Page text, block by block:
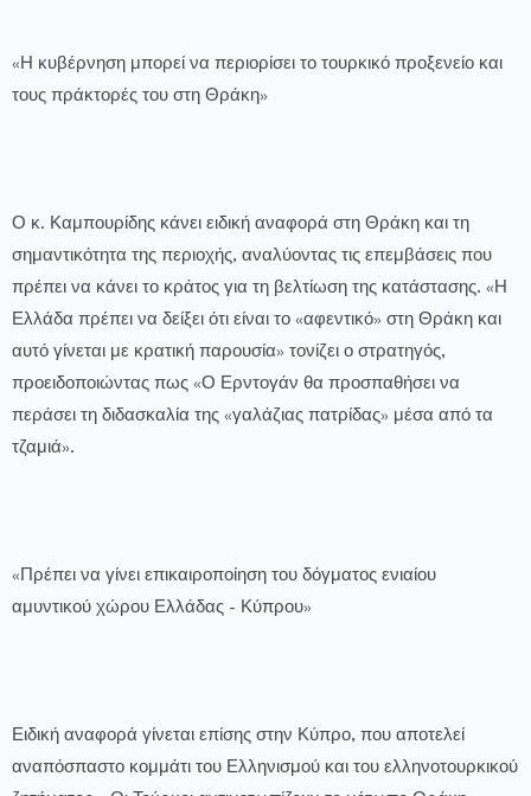
«Η κυβέρνηση μπορεί να περιορίσει το τουρκικό προξενείο και
τους πράκτορές του στη Θράκη»
Ο κ. Καμπουρίδης κάνει ειδική αναφορά στη Θράκη και τη
σημαντικότητα της περιοχής, αναλύοντας τις επεμβάσεις που
πρέπει να κάνει το κράτος για τη βελτίωση της κατάστασης. «Η
Ελλάδα πρέπει να δείξει ότι είναι το «αφεντικό» στη Θράκη και
αυτό γίνεται με κρατική παρουσία» τονίζει ο στρατηγός,
προειδοποιώντας πως «Ο Ερντογάν θα προσπαθήσει να
περάσει τη διδασκαλία της «γαλάζιας πατρίδας» μέσα από τα
τζαμιά».
«Πρέπει να γίνει επικαιροποίηση του δόγματος ενιαίου
αμυντικού χώρου Ελλάδας - Κύπρου»
Ειδική αναφορά γίνεται επίσης στην Κύπρο, που αποτελεί
αναπόσπαστο κομμάτι του Ελληνισμού και του ελληνοτουρκικού